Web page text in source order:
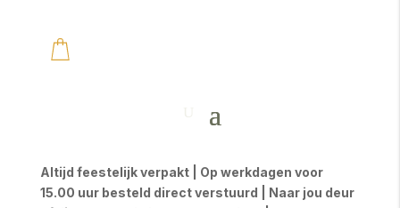
Altijd feestelijk verpakt | Op werkdagen voor
15.00 uur besteld direct verstuurd | Naar jou deur